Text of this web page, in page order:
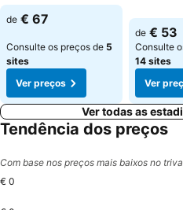
de € 67
Consulte os preços de 5
sites
Ver preços
de € 53
Consulte
14 sites
Ver
Ver todas as
Tendência dos preços
Com base nos preços mais baixos no
€ 0